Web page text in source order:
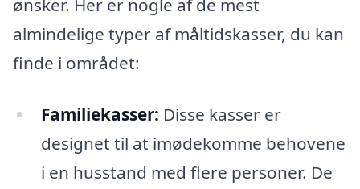
ønsker. Her er nogle af de mest
almindelige typer af måltidskasser, du kan
finde i området:
Familiekasser: Disse kasser er
designet til at imødekomme behovene
i en husstand med flere personer. De